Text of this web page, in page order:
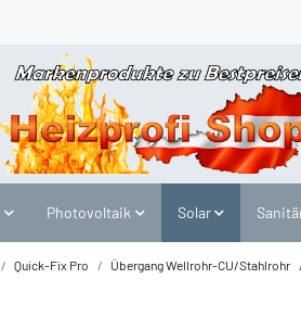
Photovoltaik Solar
Quick-Fix Pro Übergang Wellrohr-CU/Stahlrohr